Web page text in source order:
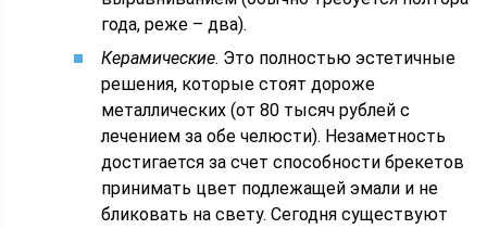
года, реже – два).
Керамические. Это полностью эстетичные
решения, которые стоят дороже
металлических (от 80 тысяч рублей с
лечением за обе челюсти). Незаметность
достигается за счет способности брекетов
принимать цвет подлежащей эмали и не
бликовать на свету. Сегодня существуют